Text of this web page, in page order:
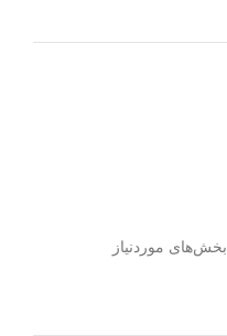
بخش‌های موردنیاز